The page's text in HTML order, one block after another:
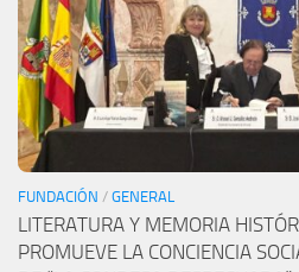
FUNDACIÓN / GENERAL
LITERATURA Y MEMORIA
PROMUEVE LA CONCIENCIA